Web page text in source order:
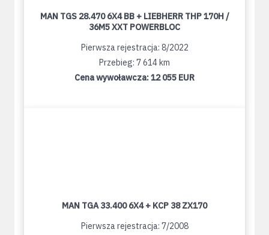
MAN TGS 28.470 6X4 BB + LIEBHERR THP 170H /
36M5 XXT POWERBLOC
Pierwsza rejestracja: 8/2022
Przebieg: 7 614 km
Cena wywoławcza:12 055 EUR
MAN TGA 33.400 6X4 + KCP 38 ZX170
Pierwsza rejestracja: 7/2008